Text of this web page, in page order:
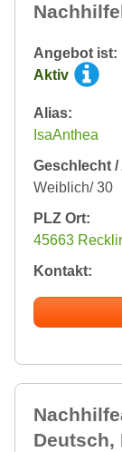
Angebot ist:
Aktiv
Alias:
IsaAnthea
Geschlecht /
Weiblich/ 30
PLZ Ort:
45663
Kontakt:
Deutsch,